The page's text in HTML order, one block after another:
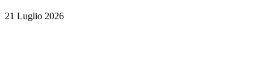
21 Luglio 2026